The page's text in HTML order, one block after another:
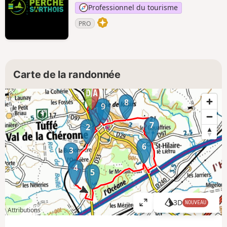
Professionnel du tourisme
PRO
Carte de la randonnée
1
2
3
4
5
6
7
8
9
Attributions
A
ff
3D NOUVEAU